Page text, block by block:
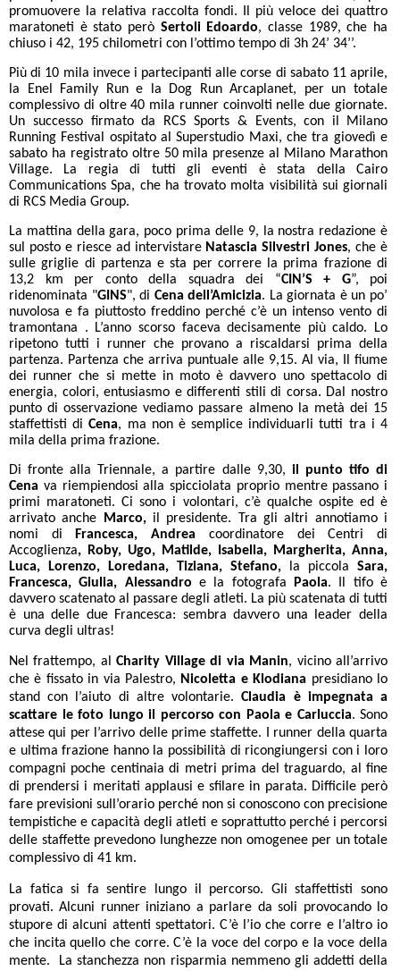
promuovere la relativa raccolta fondi. Il più veloce dei quattro
maratoneti è stato però Sertoli Edoardo, classe 1989, che ha
chiuso i 42, 195 chilometri con l’ottimo tempo di 3h 24’ 34’’.
Più di 10 mila invece i partecipanti alle corse di sabato 11 aprile,
la Enel Family Run e la Dog Run Arcaplanet, per un totale
complessivo di oltre 40 mila runner coinvolti nelle due giornate.
Un successo firmato da RCS Sports & Events, con il
Milano
Running Festival ospitato al Superstudio Maxi, che tra giovedì e
sabato ha registrato oltre 50 mila presenze al Milano Marathon
Village. La regia di tutti gli eventi è stata della Cairo
Communications Spa, che ha trovato molta visibilità sui giornali
di RCS Media Group.
La mattina della gara, poco prima delle 9, la nostra redazione è
sul posto e riesce ad intervistare Natascia Silvestri Jones, che è
sulle griglie di partenza e sta per correre la prima frazione di
13,2 km per conto della squadra dei “CIN’S + G”, poi
ridenominata "GINS", di Cena dell’Amicizia. La giornata è un po’
nuvolosa e fa piuttosto freddino perché c’è un intenso vento di
tramontana . L’anno scorso faceva decisamente più caldo. Lo
ripetono tutti i runner che provano a riscaldarsi prima della
partenza. Partenza che arriva puntuale alle 9,15. Al via, Il fiume
dei runner che si mette in moto è davvero uno spettacolo di
energia, colori, entusiasmo e differenti stili di corsa. Dal nostro
punto di osservazione vediamo passare almeno la metà dei 15
staffettisti diCena, ma non è semplice individuarli tutti tra i 4
mila della prima frazione.
Di fronte alla Triennale, a partire dalle 9,30, il punto tifo di
Cena va riempiendosi alla spicciolata proprio mentre passano i
primi maratoneti. Ci sono i volontari, c’è qualche ospite ed è
arrivato anche
Marco, il presidente. Tra gli altri annotiamo i
nomi di
Francesca, Andrea coordinatore dei Centri di
Accoglienza, Roby, Ugo, Matilde, Isabella, Margherita, Anna,
Luca, Lorenzo, Loredana, Tiziana, Stefano,
la piccola Sara,
Francesca, Giulia, Alessandro e la fotografa Paola. Il tifo è
davvero scatenato al passare degli atleti. La più scatenata di tutti
è una delle due Francesca: sembra davvero una leader della
curva degli ultras!
Nel frattempo, alCharity Village di via Manin, vicino all’arrivo
che è fissato in via Palestro, Nicoletta e Klodiana presidiano lo
stand con l’aiuto di altre volontarie.Claudia è impegnata a
scattare le foto lungo il percorso con Paola e Carluccia. Sono
attese qui per l’arrivo delle prime staffette. I runner della quarta
e ultima frazione hanno la possibilità di ricongiungersi con i loro
compagni poche centinaia di metri prima del traguardo, al fine
di prendersi i meritati applausi e sfilare in parata. Difficile però
fare previsioni sull’orario perché non si conoscono con precisione
tempistiche e capacità degli atleti e soprattutto perché i percorsi
delle staffette prevedono lunghezze non omogenee per un totale
complessivo di 41 km.
La fatica si fa sentire lungo il percorso. Gli staffettisti sono
provati. Alcuni runner iniziano a parlare da soli provocando lo
stupore di alcuni attenti spettatori. C’è l’io che corre e l’altro io
che incita quello che corre. C’è la voce del corpo e la voce della
mente. La stanchezza non risparmia nemmeno gli addetti della